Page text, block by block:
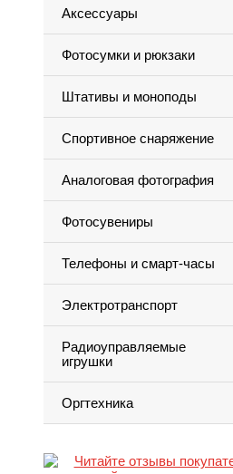
Аксессуары
Фотосумки и рюкзаки
Штативы и моноподы
Спортивное снаряжение
Аналоговая фотография
Фотосувениры
Телефоны и смарт-часы
Электротранспорт
Радиоуправляемые
игрушки
Оргтехника